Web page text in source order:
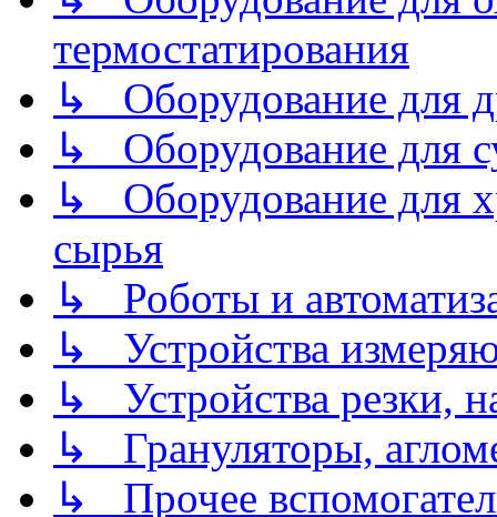
термостатирования
↳ Оборудование для
↳ Оборудование для
↳ Оборудование для
сырья
↳ Роботы и
↳ Устройства
↳ Устройства резки,
↳ Грануляторы,
↳ Прочее